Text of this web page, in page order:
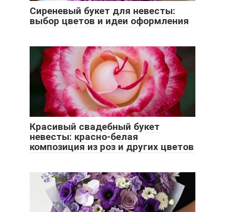
Сиреневый букет для невесты:
выбор цветов и идеи оформления
Красивый свадебный букет
невесты: красно-белая
композиция из роз и других цветов